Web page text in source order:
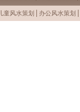
童风水策划 办公风水策划